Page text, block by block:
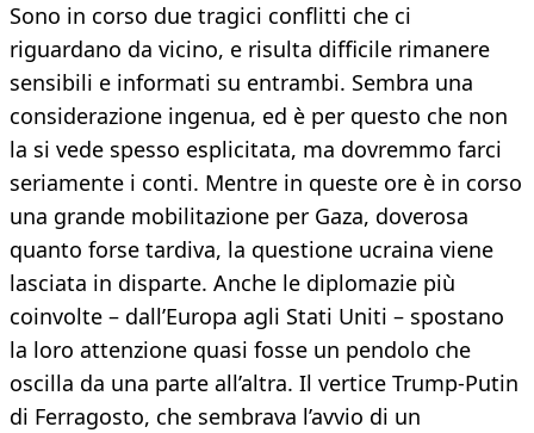
Sono in corso due tragici conflitti che ci
riguardano da vicino, e risulta difficile rimanere
sensibili e informati su entrambi. Sembra una
considerazione ingenua, ed è per questo che non
la si vede spesso esplicitata, ma dovremmo farci
seriamente i conti. Mentre in queste ore è in corso
una grande mobilitazione per Gaza, doverosa
quanto forse tardiva, la questione ucraina viene
lasciata in disparte. Anche le diplomazie più
coinvolte – dall’Europa agli Stati Uniti – spostano
la loro attenzione quasi fosse un pendolo che
oscilla da una parte all’altra. Il vertice Trump-Putin
di Ferragosto, che sembrava l’avvio di un